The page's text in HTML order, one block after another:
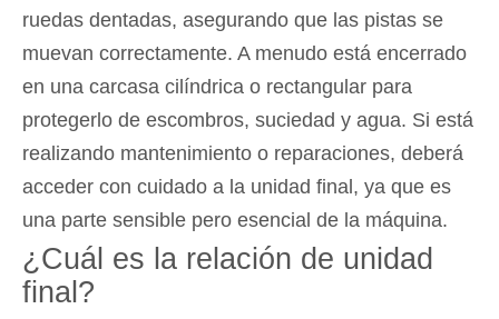
ruedas dentadas, asegurando que las pistas se
muevan correctamente. A menudo está encerrado
en una carcasa cilíndrica o rectangular para
protegerlo de escombros, suciedad y agua. Si está
realizando mantenimiento o reparaciones, deberá
acceder con cuidado a la unidad final, ya que es
una parte sensible pero esencial de la máquina.
¿Cuál es la relación de unidad
final?